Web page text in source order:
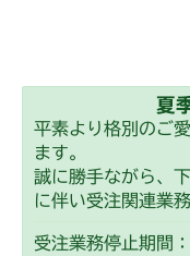
夏
平素より格別のご
ます。
誠に勝手ながら、
に伴い受注関連業
受注業務停止期